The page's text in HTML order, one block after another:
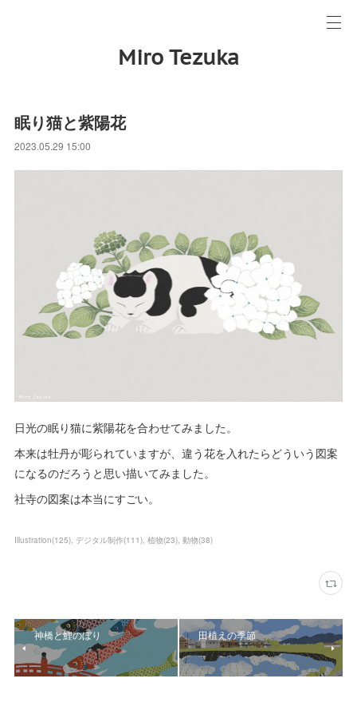
Miro Tezuka
眠り猫と紫陽花
2023.05.29 15:00
日光の眠り猫に紫陽花を合わせてみました。
本来は牡丹が彫られていますが、違う花を入れたらどういう図案
になるのだろうと思い描いてみました。
社寺の図案は本当にすごい。
Illustration(125) デジタル制作(111) 植物(23) 動物(38)
神橋と鯉のぼり 田植えの季節